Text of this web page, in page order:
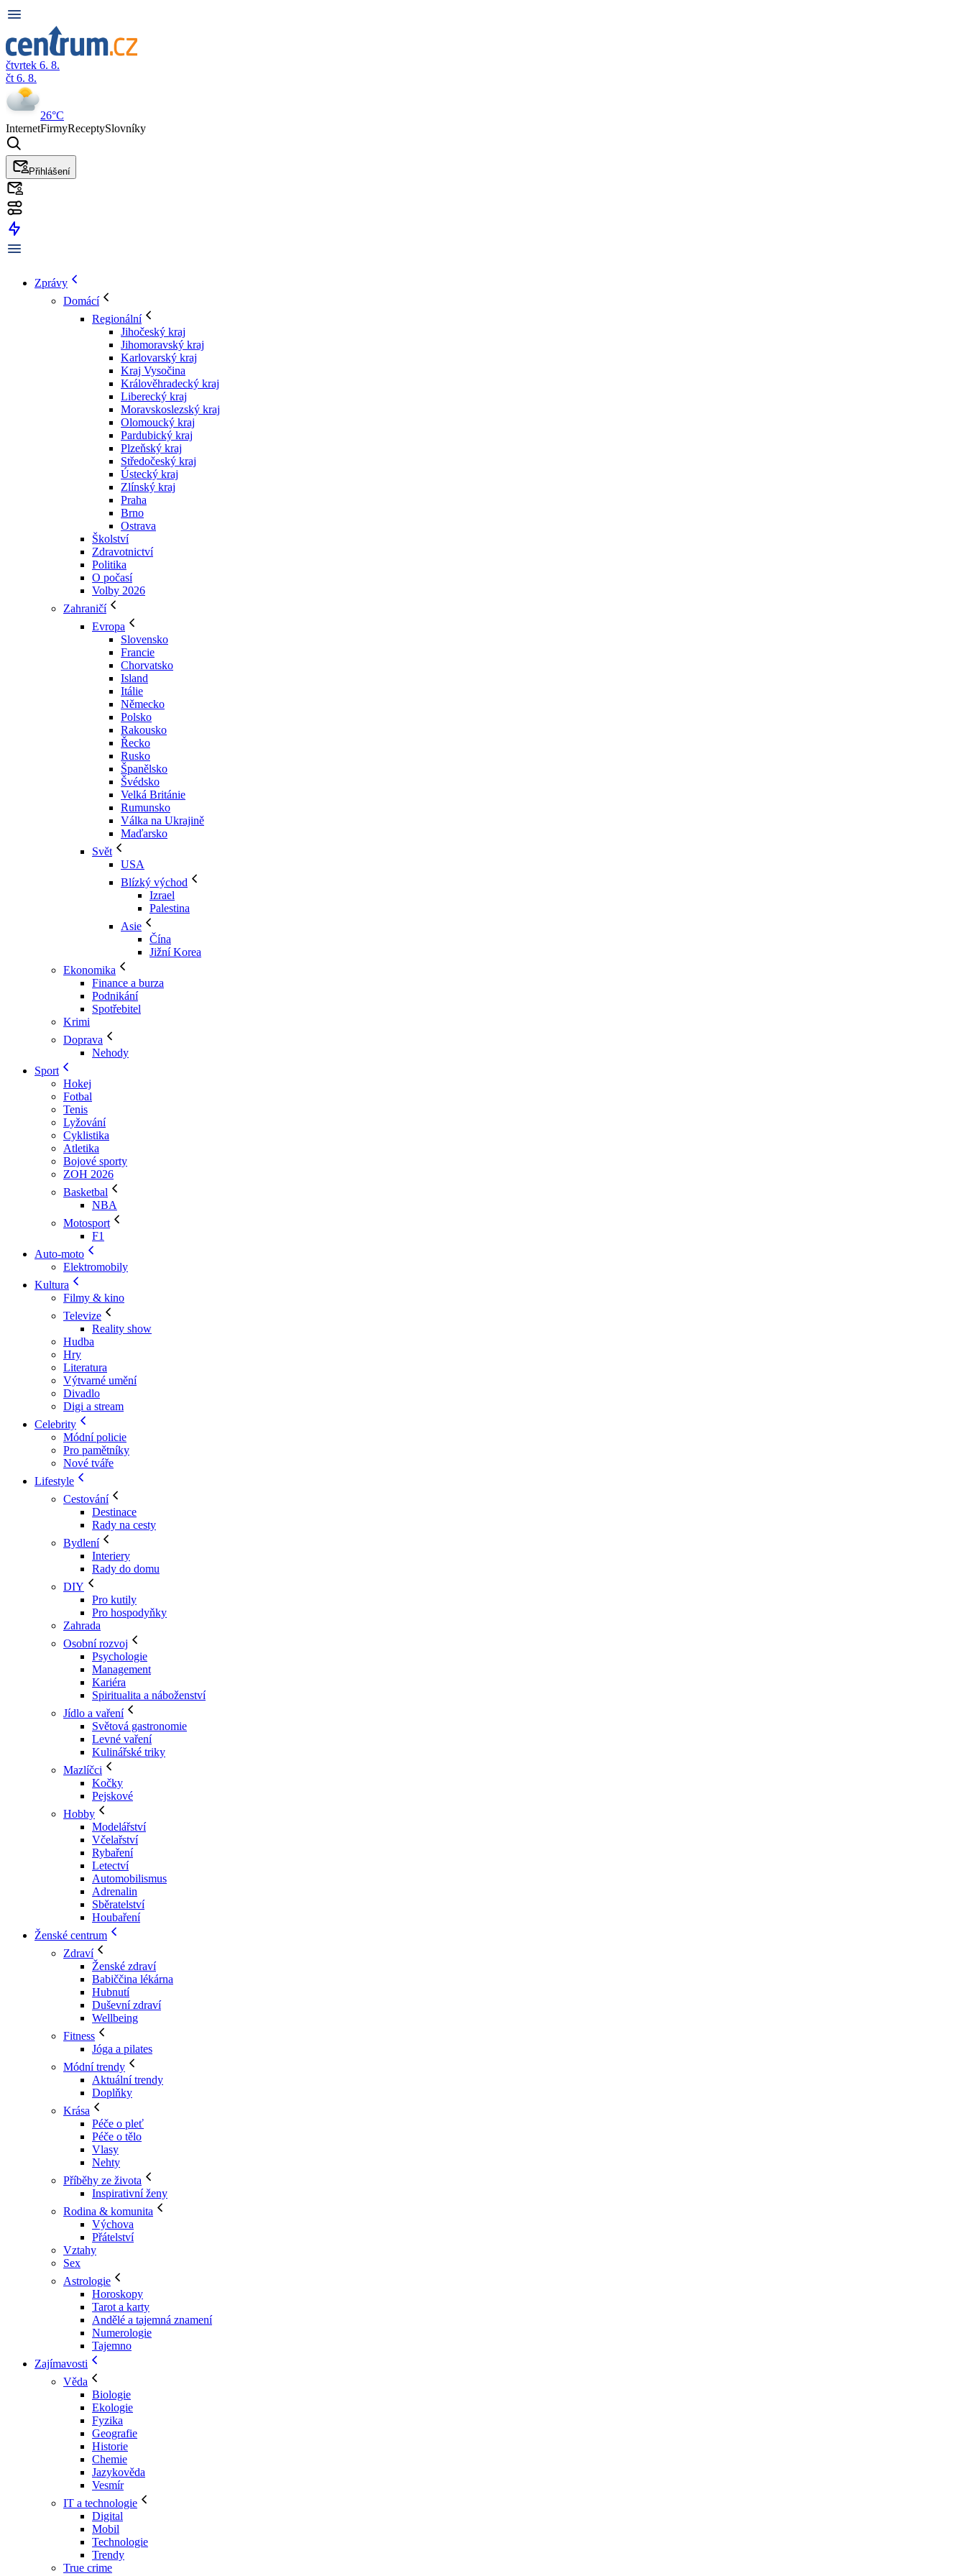
čtvrtek 6. 8.
čt 6. 8.
26°C
InternetFirmyReceptySlovníky
Přihlášení
Zprávy
Domácí
Regionální
Jihočeský kraj
Jihomoravský kraj
Karlovarský kraj
Kraj Vysočina
Králověhradecký kraj
Liberecký kraj
Moravskoslezský kraj
Olomoucký kraj
Pardubický kraj
Plzeňský kraj
Středočeský kraj
Ústecký kraj
Zlínský kraj
Praha
Brno
Ostrava
Školství
Zdravotnictví
Politika
O počasí
Volby 2026
Zahraničí
Evropa
Slovensko
Francie
Chorvatsko
Island
Itálie
Německo
Polsko
Rakousko
Řecko
Rusko
Španělsko
Švédsko
Velká Británie
Rumunsko
Válka na Ukrajině
Maďarsko
Svět
USA
Blízký východ
Izrael
Palestina
Asie
Čína
Jižní Korea
Ekonomika
Finance a burza
Podnikání
Spotřebitel
Krimi
Doprava
Nehody
Sport
Hokej
Fotbal
Tenis
Lyžování
Cyklistika
Atletika
Bojové sporty
ZOH 2026
Basketbal
NBA
Motosport
F1
Auto-moto
Elektromobily
Kultura
Filmy & kino
Televize
Reality show
Hudba
Hry
Literatura
Výtvarné umění
Divadlo
Digi a stream
Celebrity
Módní policie
Pro pamětníky
Nové tváře
Lifestyle
Cestování
Destinace
Rady na cesty
Bydlení
Interiery
Rady do domu
DIY
Pro kutily
Pro hospodyňky
Zahrada
Osobní rozvoj
Psychologie
Management
Kariéra
Spiritualita a náboženství
Jídlo a vaření
Světová gastronomie
Levné vaření
Kulinářské triky
Mazlíčci
Kočky
Pejskové
Hobby
Modelářství
Včelařství
Rybaření
Letectví
Automobilismus
Adrenalin
Sběratelství
Houbaření
Ženské centrum
Zdraví
Ženské zdraví
Babiččina lékárna
Hubnutí
Duševní zdraví
Wellbeing
Fitness
Jóga a pilates
Módní trendy
Aktuální trendy
Doplňky
Krása
Péče o pleť
Péče o tělo
Vlasy
Nehty
Příběhy ze života
Inspirativní ženy
Rodina & komunita
Výchova
Přátelství
Vztahy
Sex
Astrologie
Horoskopy
Tarot a karty
Andělé a tajemná znamení
Numerologie
Tajemno
Zajímavosti
Věda
Biologie
Ekologie
Fyzika
Geografie
Historie
Chemie
Jazykověda
Vesmír
IT a technologie
Digital
Mobil
Technologie
Trendy
True crime